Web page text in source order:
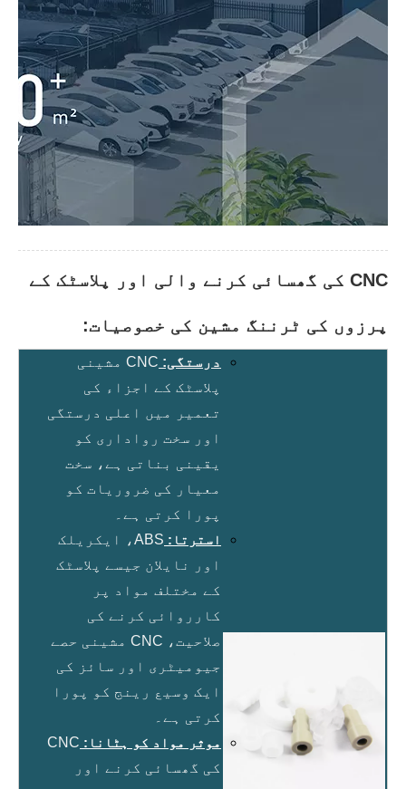
CNC کی گھسائی کرنے والی اور پلاسٹک کے
پرزوں کی ٹرننگ مشین کی خصوصیات:
درستگی:
CNC مشینی
پلاسٹک کے اجزاء کی
تعمیر میں اعلی درستگی
اور سخت رواداری کو
یقینی بناتی ہے، سخت
معیار کی ضروریات کو
پورا کرتی ہے۔
استرتا:
ABS، ایکریلک
اور نایلان جیسے پلاسٹک
کے مختلف مواد پر
کارروائی کرنے کی
صلاحیت، CNC مشینی حصے
جیومیٹری اور سائز کی
ایک وسیع رینج کو پورا
کرتی ہے۔
موثر مواد کو ہٹانا: CNC
کی گھسائی کرنے اور